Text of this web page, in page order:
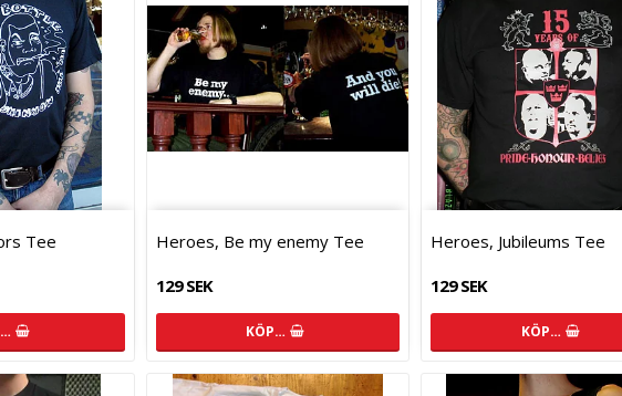
Tee
Heroes, Be my enemy Tee
129 SEK
KÖP…
Heroes, Jubileums Tee
129 SEK
KÖP…